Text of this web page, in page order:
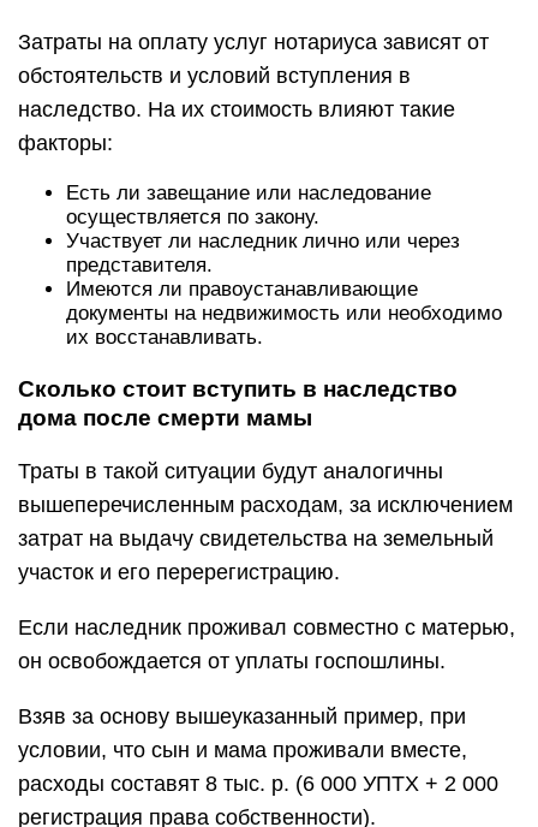
Затраты на оплату услуг нотариуса зависят от
обстоятельств и условий вступления в
наследство. На их стоимость влияют такие
факторы:
Есть ли завещание или наследование
осуществляется по закону.
Участвует ли наследник лично или через
представителя.
Имеются ли правоустанавливающие
документы на недвижимость или необходимо
их восстанавливать.
Сколько стоит вступить в наследство
дома после смерти мамы
Траты в такой ситуации будут аналогичны
вышеперечисленным расходам, за исключением
затрат на выдачу свидетельства на земельный
участок и его перерегистрацию.
Если наследник проживал совместно с матерью,
он освобождается от уплаты госпошлины.
Взяв за основу вышеуказанный пример, при
условии, что сын и мама проживали вместе,
расходы составят 8 тыс. р. (6 000 УПТХ + 2 000
регистрация права собственности).